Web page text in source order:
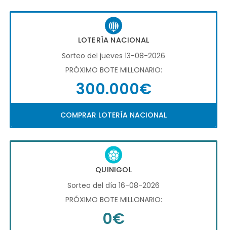
LOTERÍA NACIONAL
Sorteo del jueves 13-08-2026
PRÓXIMO BOTE MILLONARIO:
300.000€
COMPRAR LOTERÍA NACIONAL
QUINIGOL
Sorteo del día 16-08-2026
PRÓXIMO BOTE MILLONARIO:
0€